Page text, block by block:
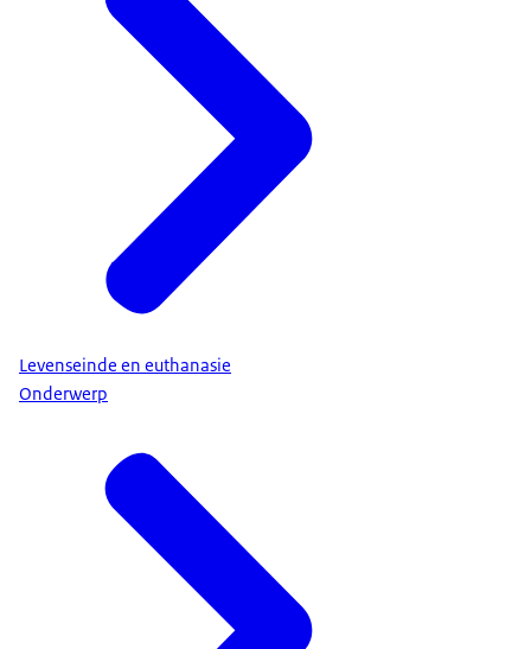
Levenseinde en euthanasie
Onderwerp